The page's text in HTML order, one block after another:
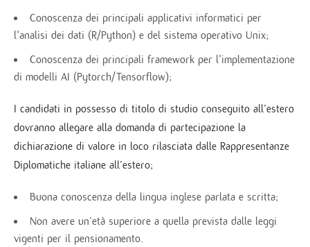
Conoscenza dei principali applicativi informatici per
l'analisi dei dati (R/Python) e del sistema operativo Unix;
Conoscenza dei principali framework per l'implementazione
di modelli AI (Pytorch/Tensorflow);
I candidati in possesso di titolo di studio conseguito all’estero
dovranno allegare alla domanda di partecipazione la
dichiarazione di valore in loco rilasciata dalle Rappresentanze
Diplomatiche italiane all’estero;
Buona conoscenza della lingua inglese parlata e scritta;
Non avere un’età superiore a quella prevista dalle leggi
vigenti per il pensionamento.